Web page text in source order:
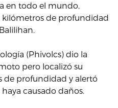
en todo el mundo,
kilómetros de profundidad
(Phivolcs) dio la
pero localizó su
de profundidad y alertó
causado daños.